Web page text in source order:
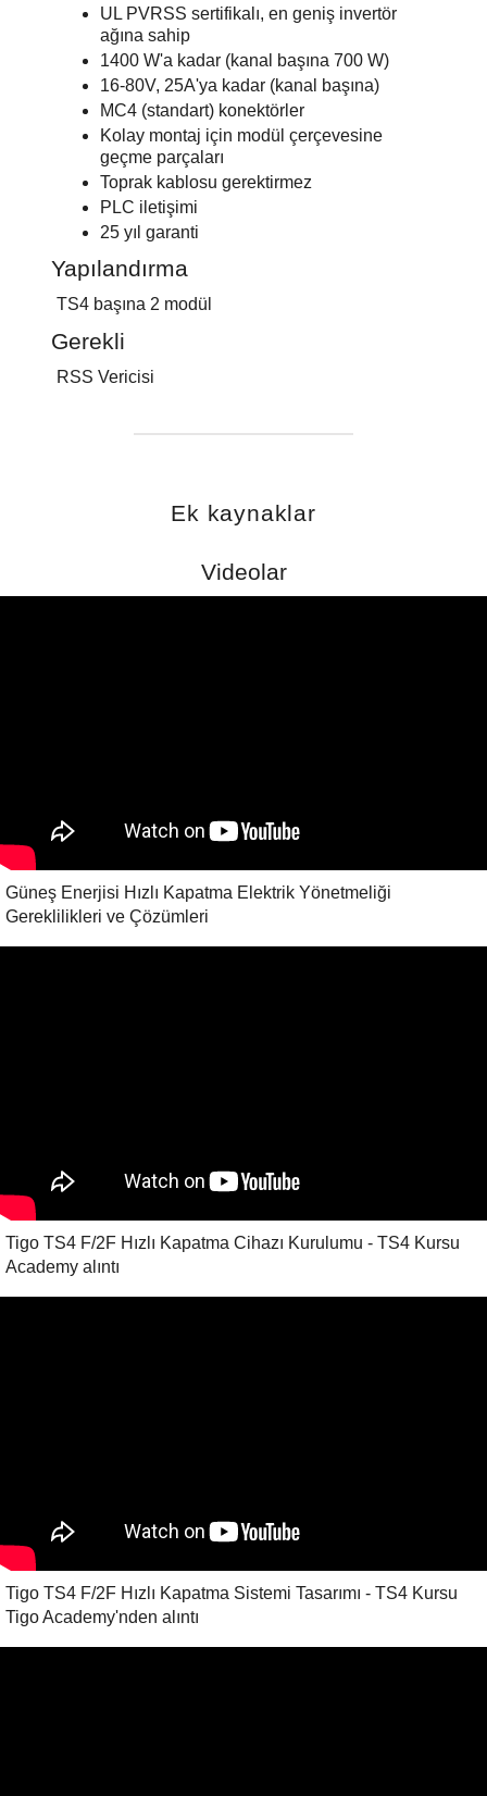
UL PVRSS sertifikalı, en geniş invertör
ağına sahip
1400 W'a kadar (kanal başına 700 W)
16-80V, 25A'ya kadar (kanal başına)
MC4 (standart) konektörler
Kolay montaj için modül çerçevesine
geçme parçaları
Toprak kablosu gerektirmez
PLC iletişimi
25 yıl garanti
Yapılandırma
TS4 başına 2 modül
Gerekli
RSS Vericisi
Ek kaynaklar
Videolar
Güneş Enerjisi Hızlı Kapatma Elektrik Yönetmeliği
Gereklilikleri ve Çözümleri
Tigo TS4 F/2F Hızlı Kapatma Cihazı Kurulumu - TS4 Kursu
Academy alıntı
Tigo TS4 F/2F Hızlı Kapatma Sistemi Tasarımı - TS4 Kursu
Tigo Academy'nden alıntı